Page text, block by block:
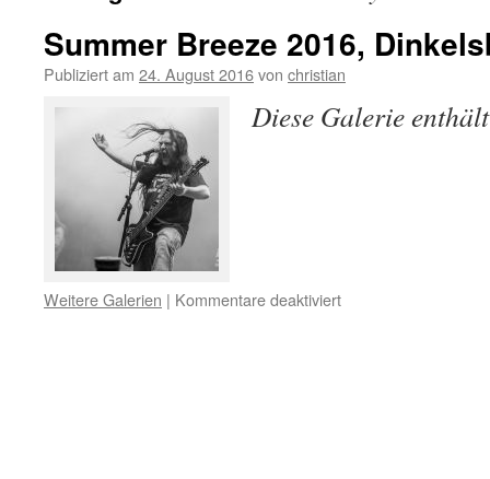
Summer Breeze 2016,
Publiziert am 24. August 2016von christian
Diese Galerie
Weitere Galerien | Kommentare deaktiviert